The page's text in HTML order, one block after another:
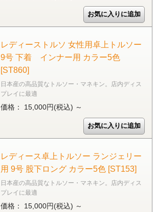
レディーストルソ 女性用卓上トルソー
9号 下着 インナー用 カラー5色
[ST860]
日本産の高品質なトルソー・マネキン。店内ディス
プレイに最適
価格： 15,000円(税込) ～
レディース卓上トルソー ランジェリー
用 9号 股下ロング カラー5色 [ST153]
日本産の高品質なトルソー・マネキン。店内ディス
プレイに最適
価格： 15,000円(税込) ～